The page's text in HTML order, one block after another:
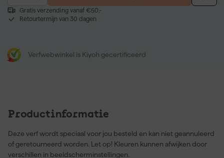
Gratis verzending vanaf €50,-
Retourtermijn van 30 dagen
Verfwebwinkel is Kiyoh gecertificeerd
Productinformatie
Deze verf wordt speciaal voor jou besteld en kan niet geannuleerd
of geretourneerd worden. Let op! Kleuren kunnen afwijken door
verschillen in beeldscherminstellingen.